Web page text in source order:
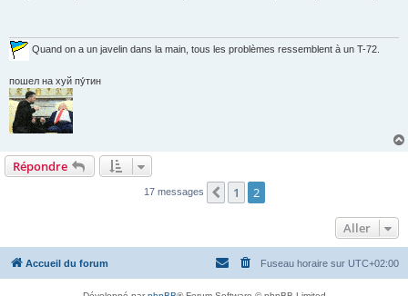
Quand on a un javelin dans la main, tous les problèmes ressemblent à un T-72.
пошел на хуй пу́тин
Répondre
17 messages Précédent
1 2
Aller
Accueil du forum Fuseau horaire sur UTC+02:00